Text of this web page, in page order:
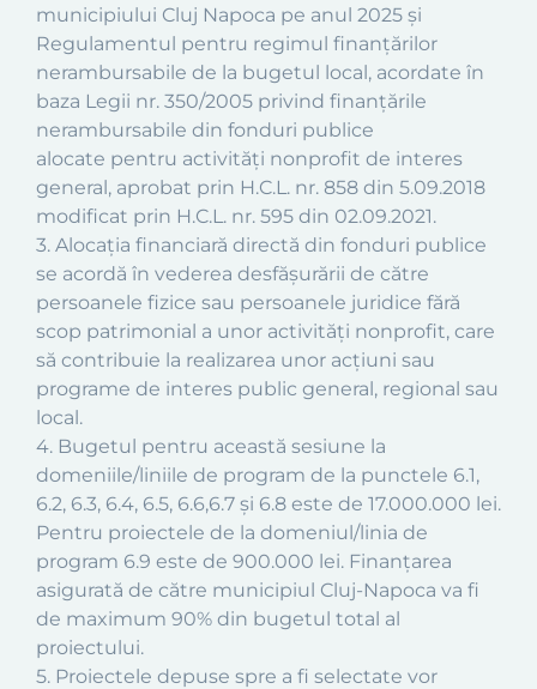
municipiului Cluj Napoca pe anul 2025 şi
Regulamentul pentru regimul finanţărilor
nerambursabile de la bugetul local, acordate în
baza Legii nr. 350/2005 privind finanţările
nerambursabile din fonduri publice
alocate pentru activităţi nonprofit de interes
general, aprobat prin H.C.L. nr. 858 din 5.09.2018
modificat prin H.C.L. nr. 595 din 02.09.2021.
3. Alocaţia financiară directă din fonduri publice
se acordă în vederea desfăşurării de către
persoanele fizice sau persoanele juridice fără
scop patrimonial a unor activităţi nonprofit, care
să contribuie la realizarea unor acţiuni sau
programe de interes public general, regional sau
local.
4. Bugetul pentru această sesiune la
domeniile/liniile de program de la punctele 6.1,
6.2, 6.3, 6.4, 6.5, 6.6,6.7 și 6.8 este de 17.000.000 lei.
Pentru proiectele de la domeniul/linia de
program 6.9 este de 900.000 lei. Finanţarea
asigurată de către municipiul Cluj-Napoca va fi
de maximum 90% din bugetul total al
proiectului.
5. Proiectele depuse spre a fi selectate vor